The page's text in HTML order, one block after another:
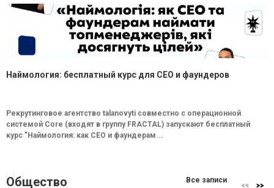
Наймология: бесплатный курс для CEO и фаундеров
Рекрутинговое агентство talanovyti совместно с операционной
системой Core (входят в группу FRACTAL) запускают бесплатный
курс "Наймология: как СEO и фаундерам...
Общество
Все записи